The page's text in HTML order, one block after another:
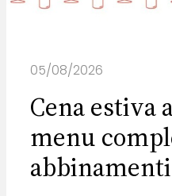
05/08/2026
Cena estiva
menu